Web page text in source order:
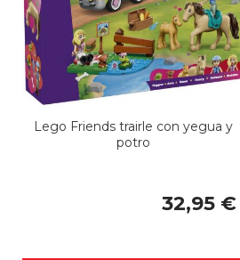
Lego Friends trairle con yegua y
potro
32,95 €